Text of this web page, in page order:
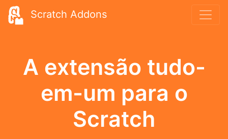
Scratch Addons
A extensão tudo-
em-um para o
Scratch